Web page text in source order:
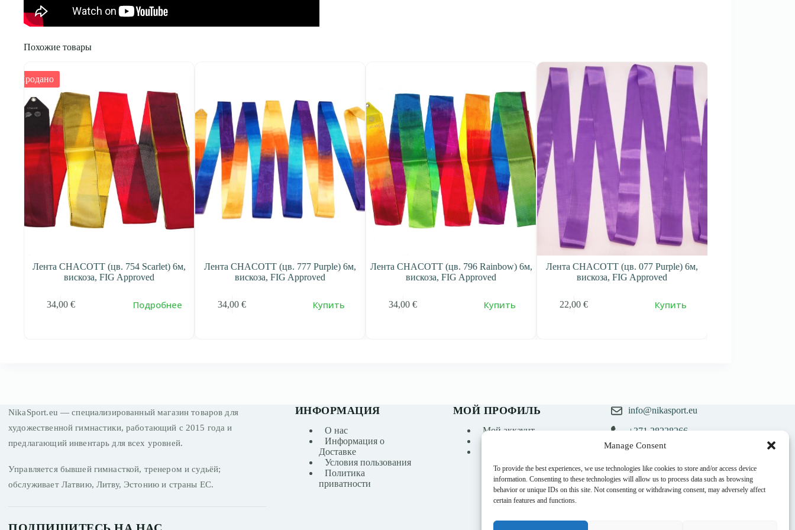
Manage Consent
To provide the best experiences, we use technologies like cookies to store and/or access device
information. Consenting to these technologies will allow us to process data such as browsing
behavior or unique IDs on this site. Not consenting or withdrawing consent, may adversely affect
certain features and functions.
Похожие товары
Продано
Лента CHACOTT (цв. 754 Scarlet) 6м,
вискоза, FIG Approved
34,00 € Подробнее
Лента CHACOTT (цв. 777 Purple) 6м,
вискоза, FIG Approved
34,00 € Купить
Лента CHACOTT (цв. 796 Rainbow) 6м,
вискоза, FIG Approved
34,00 € Купить
Лента CHACOTT (цв. 077 Purple) 6м,
вискоза, FIG Approved
22,00€ Купить
NikaSport.eu — специализированный магазин товаров для
художественной гимнастики, работающий с 2015 года и
предлагающий инвентарь для всех уровней.
Управляется бывшей гимнасткой, тренером и судьёй;
обслуживает Латвию, Литву, Эстонию и страны ЕС.
ИНФОРМАЦИЯ
О нас
Информация о
Доставке
Условия пользования
Политика
приватности
МОЙ ПРОФИЛЬ
Мой аккаунт
info@nikasport.eu
+371 28228266
+371 28228266
@nikasport.eu